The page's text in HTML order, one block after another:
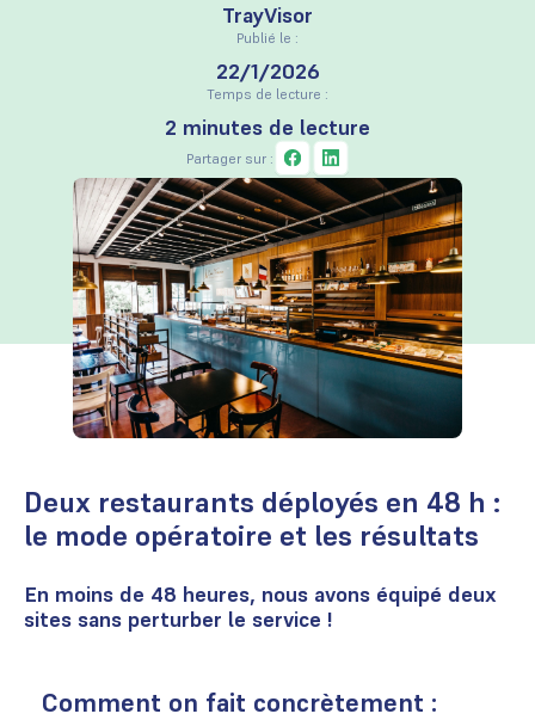
TrayVisor
Publié le :
22/1/2026
Temps de lecture :
2 minutes de lecture
Partager sur :
Deux restaurants déployés en 48 h :
le mode opératoire et les résultats
En moins de 48 heures, nous avons équipé deux
sites sans perturber le service !
Comment on fait concrètement :